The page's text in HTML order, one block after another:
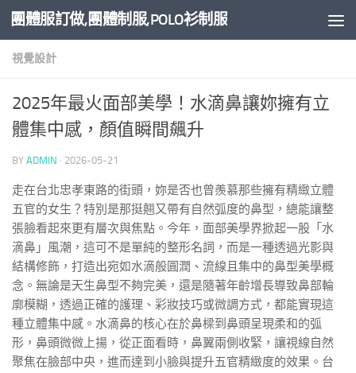
Skip to content
團體服訂做,團體制服,POLO衫制服
視覺設計
2025年最火面部美學！水滴鼻讓妳擁有立
體集中感，顏值瞬間飆升
BY ADMIN · 2026-05-21
走在台北忠孝東路的街頭，妳是否也曾羨慕那些擁有精緻立體
五官的女生？特別是那挺翹又帶有自然弧度的鼻型，總能讓整
張臉看起來更有層次與焦點。今年，面部美學界掀起一股「水
滴鼻」風潮，這可不是單純的整形名詞，而是一種透過光影與
結構修飾，打造出宛如水滴般圓潤、流線且集中的鼻型美學概
念。無論是天生鼻型不夠完美，還是隨著年齡增長導致鼻部輪
廓模糊，透過正確的護理、彩妝技巧或微調方式，都能實現這
種立體集中感。水滴鼻的核心在於鼻樑到鼻頭呈現柔和的弧
形，鼻頭微微上揚，從正面看時，鼻翼兩側收緊，讓視線自然
聚焦在臉部中央，進而達到小臉與提升五官精緻度的效果。台